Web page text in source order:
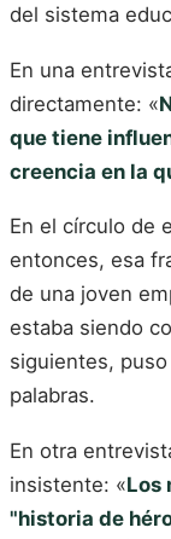
del sistema
En una
directamente: «
que tiene
creencia en la
En el círculo de
entonces, esa
de una joven
estaba siendo
siguientes,
palabras.
En otra
insistente: «Los
"historia de